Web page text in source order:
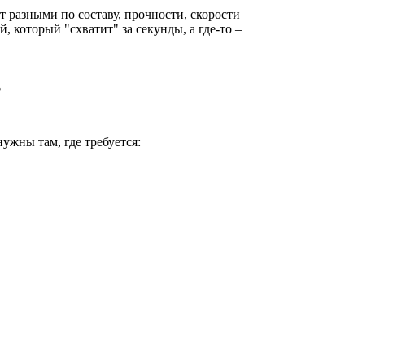
по составу, прочности, скорости
который "схватит" за секунды, а где-то –
там, где требуется: